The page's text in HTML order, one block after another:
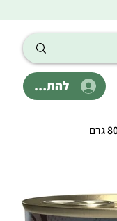
להתחבר